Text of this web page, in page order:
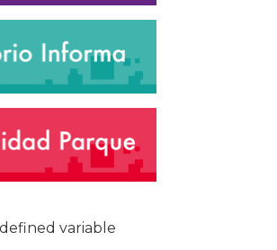
variable